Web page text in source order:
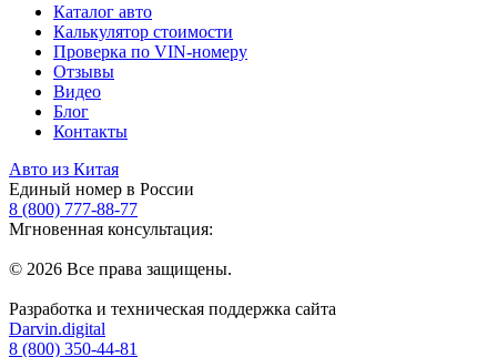
Каталог авто
Калькулятор стоимости
Проверка по VIN-номеру
Отзывы
Видео
Блог
Контакты
Авто из Китая
Единый номер в России
8 (800) 777-88-77
Мгновенная консультация:
© 2026 Все права защищены.
Разработка и техническая поддержка сайта
Darvin.digital
8 (800) 350-44-81